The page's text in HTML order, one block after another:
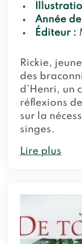
Année
Éditeur :
Rickie,
des
d’Henri, un
réflexions
sur la
singes.
Lire plus